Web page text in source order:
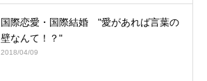
国際恋愛・国際結婚 "愛があれば言葉の
壁なんて！？"
2018/04/09